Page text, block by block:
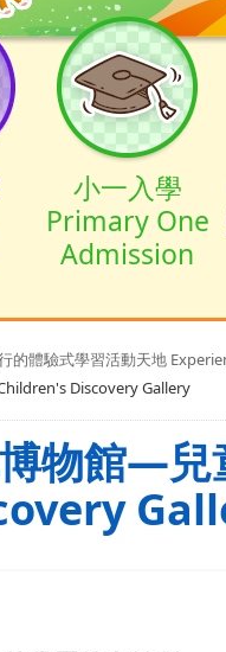
小一入學
Primary One
Admission
的體驗式學習活動天地
Discovery Gallery
物館—